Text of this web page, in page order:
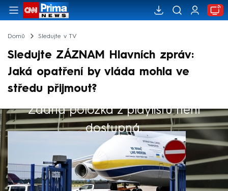
Domů Sledujte v TV
Sledujte ZÁZNAM Hlavních zpráv:
Jaká opatření by vláda mohla ve
středu přijmout?
Žádná položka z playlistu není
dostupná.
Výběr redakce